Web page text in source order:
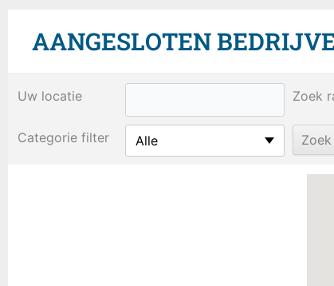
AANGESLOTEN
Uw locatie Zoek
Categorie filter Alle